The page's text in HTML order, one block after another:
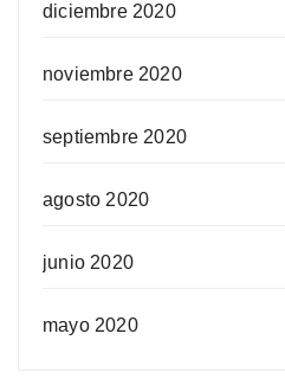
diciembre 2020
noviembre 2020
septiembre 2020
agosto 2020
junio 2020
mayo 2020